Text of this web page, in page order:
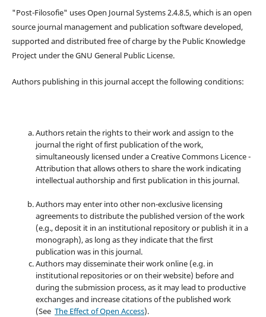
"Post-Filosofie" uses Open Journal Systems 2.4.8.5, which is an open
source journal management and publication software developed,
supported and distributed free of charge by the Public Knowledge
Project under the GNU General Public License.
Authors publishing in this journal accept the following conditions:
Authors retain the rights to their work and assign to the
journal the right of first publication of the work,
simultaneously licensed under a Creative Commons Licence -
Attribution that allows others to share the work indicating
intellectual authorship and first publication in this journal.
Authors may enter into other non-exclusive licensing
agreements to distribute the published version of the work
(e.g., deposit it in an institutional repository or publish it in a
monograph), as long as they indicate that the first
publication was in this journal.
Authors may disseminate their work online (e.g. in
institutional repositories or on their website) before and
during the submission process, as it may lead to productive
exchanges and increase citations of the published work
(See The Effect of Open Access).